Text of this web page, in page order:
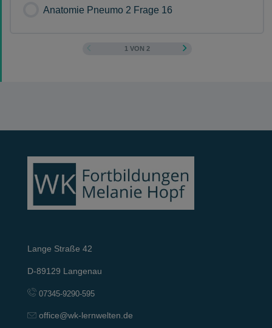
Anatomie Pneumo 2 Frage 16
1 VON 2
Lange Straße 42
D-89129 Langenau
07345-9290-595
office@wk-lernwelten.de